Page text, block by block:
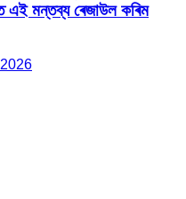
এই মন্তব্য ৰেজাউল কৰিম